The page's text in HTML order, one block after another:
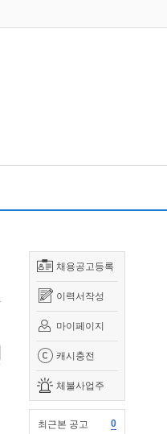
채용공고등록
이력서작성
마이페이지
캐시충전
체불사업주
최근본 공고 0